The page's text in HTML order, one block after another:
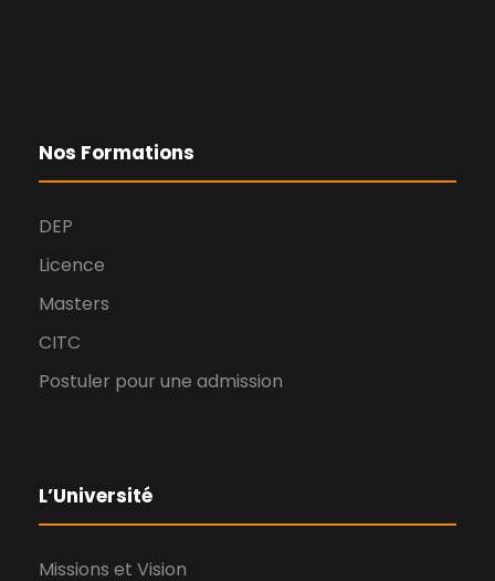
Nos Formations
DEP
Licence
Masters
CITC
Postuler pour une admission
L’Université
Missions et Vision